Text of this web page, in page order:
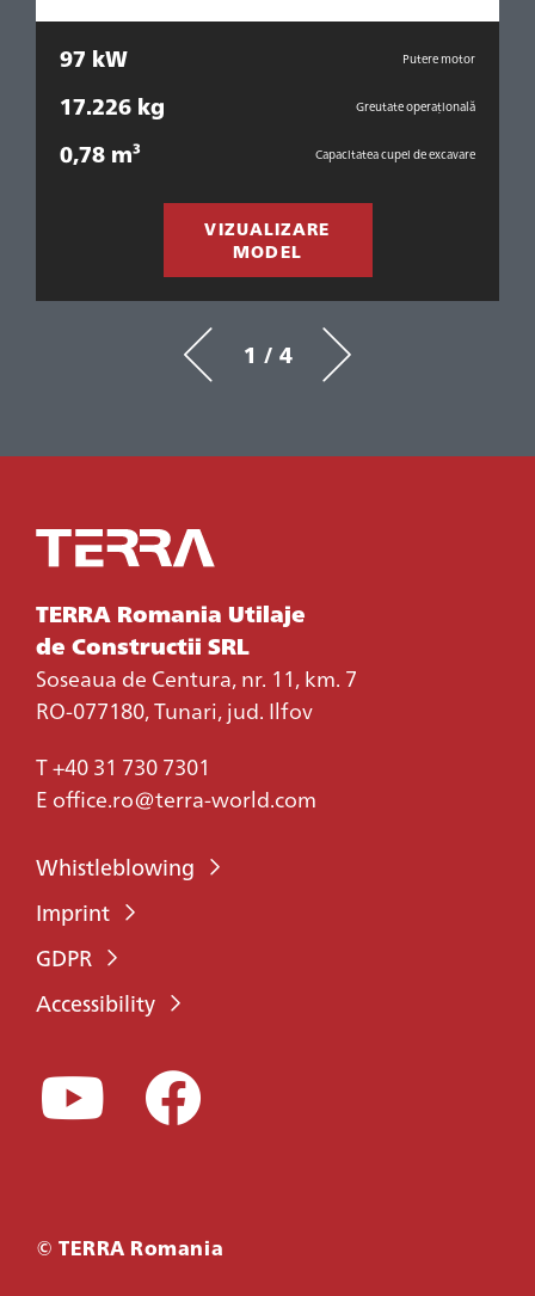
97 kW Putere motor
17.226 kg Greutate operațională
0,78 m³ Capacitatea cupei de excavare
VIZUALIZARE
MODEL
1 / 4
TERRA Romania Utilaje
de Constructii SRL
Soseaua de Centura, nr. 11, km. 7
RO-077180, Tunari, jud. Ilfov
T+40 31 730 7301
E office.ro@terra-world.com
Whistleblowing
Imprint
GDPR
Accessibility
© TERRA Romania